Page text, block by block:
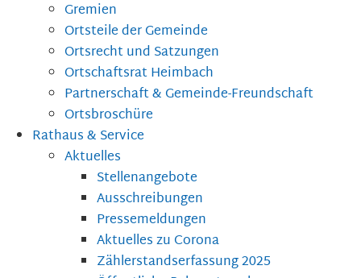
Gremien
Ortsteile der Gemeinde
Ortsrecht und Satzungen
Ortschaftsrat Heimbach
Partnerschaft & Gemeinde-Freundschaft
Ortsbroschüre
Rathaus & Service
Aktuelles
Stellenangebote
Ausschreibungen
Pressemeldungen
Aktuelles zu Corona
Zählerstandserfassung 2025